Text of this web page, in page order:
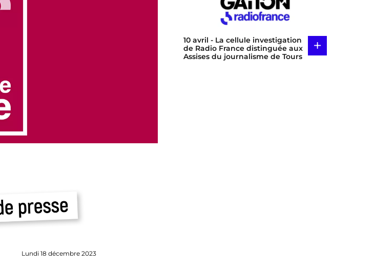
Lundi 18 décembre 2023
10 avril - La cellule investigation
de Radio France distinguée aux
Assises du journalisme de Tours
+